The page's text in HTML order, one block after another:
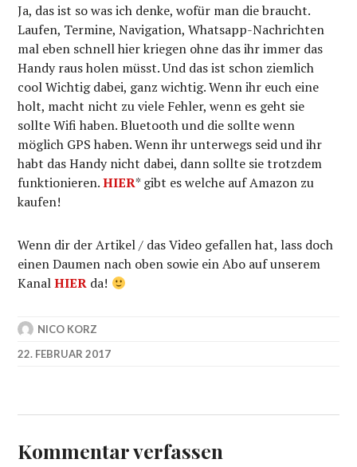
Ja, das ist so was ich denke, wofür man die braucht.
Laufen, Termine, Navigation, Whatsapp-Nachrichten
mal eben schnell hier kriegen ohne das ihr immer das
Handy raus holen müsst. Und das ist schon ziemlich
cool Wichtig dabei, ganz wichtig. Wenn ihr euch eine
holt, macht nicht zu viele Fehler, wenn es geht sie
sollte Wifi haben. Bluetooth und die sollte wenn
möglich GPS haben. Wenn ihr unterwegs seid und ihr
habt das Handy nicht dabei, dann sollte sie trotzdem
funktionieren.HIER* gibt es welche auf Amazon zu
kaufen!
Wenn dir der Artikel / das Video gefallen hat, lass doch
einen Daumen nach oben sowie ein Abo auf unserem
KanalHIER da!
NICO KORZ
22. FEBRUAR 2017
Kommentar verfassen